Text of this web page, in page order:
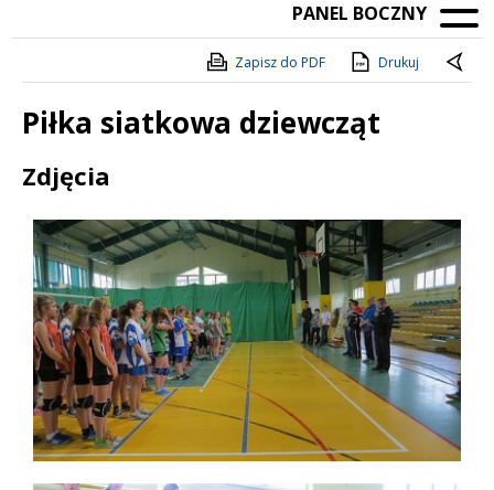
PANEL BOCZNY
Zapisz do PDF Drukuj
Piłka siatkowa dziewcząt
Treść
Zdjęcia